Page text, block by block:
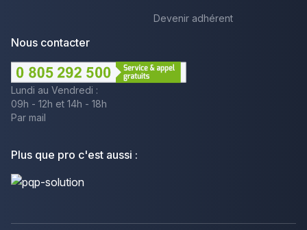
Devenir adhérent
Nous contacter
Lundi au Vendredi :
09h - 12h et 14h - 18h
Par mail
Plus que pro c'est aussi :